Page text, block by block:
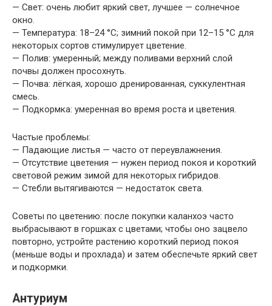
— Свет: очень любит яркий свет, лучшее — солнечное
окно.
— Температура: 18–24 °C; зимний покой при 12–15 °C для
некоторых сортов стимулирует цветение.
— Полив: умеренный; между поливами верхний слой
почвы должен просохнуть.
— Почва: лёгкая, хорошо дренированная, суккулентная
смесь.
— Подкормка: умеренная во время роста и цветения.
Частые проблемы:
— Падающие листья — часто от переувлажнения.
— Отсутствие цветения — нужен период покоя и короткий
световой режим зимой для некоторых гибридов.
— Стебли вытягиваются — недостаток света.
Советы по цветению: после покупки каланхоэ часто
выбрасывают в горшках с цветами; чтобы оно зацвело
повторно, устройте растению короткий период покоя
(меньше воды и прохлада) и затем обеспечьте яркий свет
и подкормки.
Антуриум